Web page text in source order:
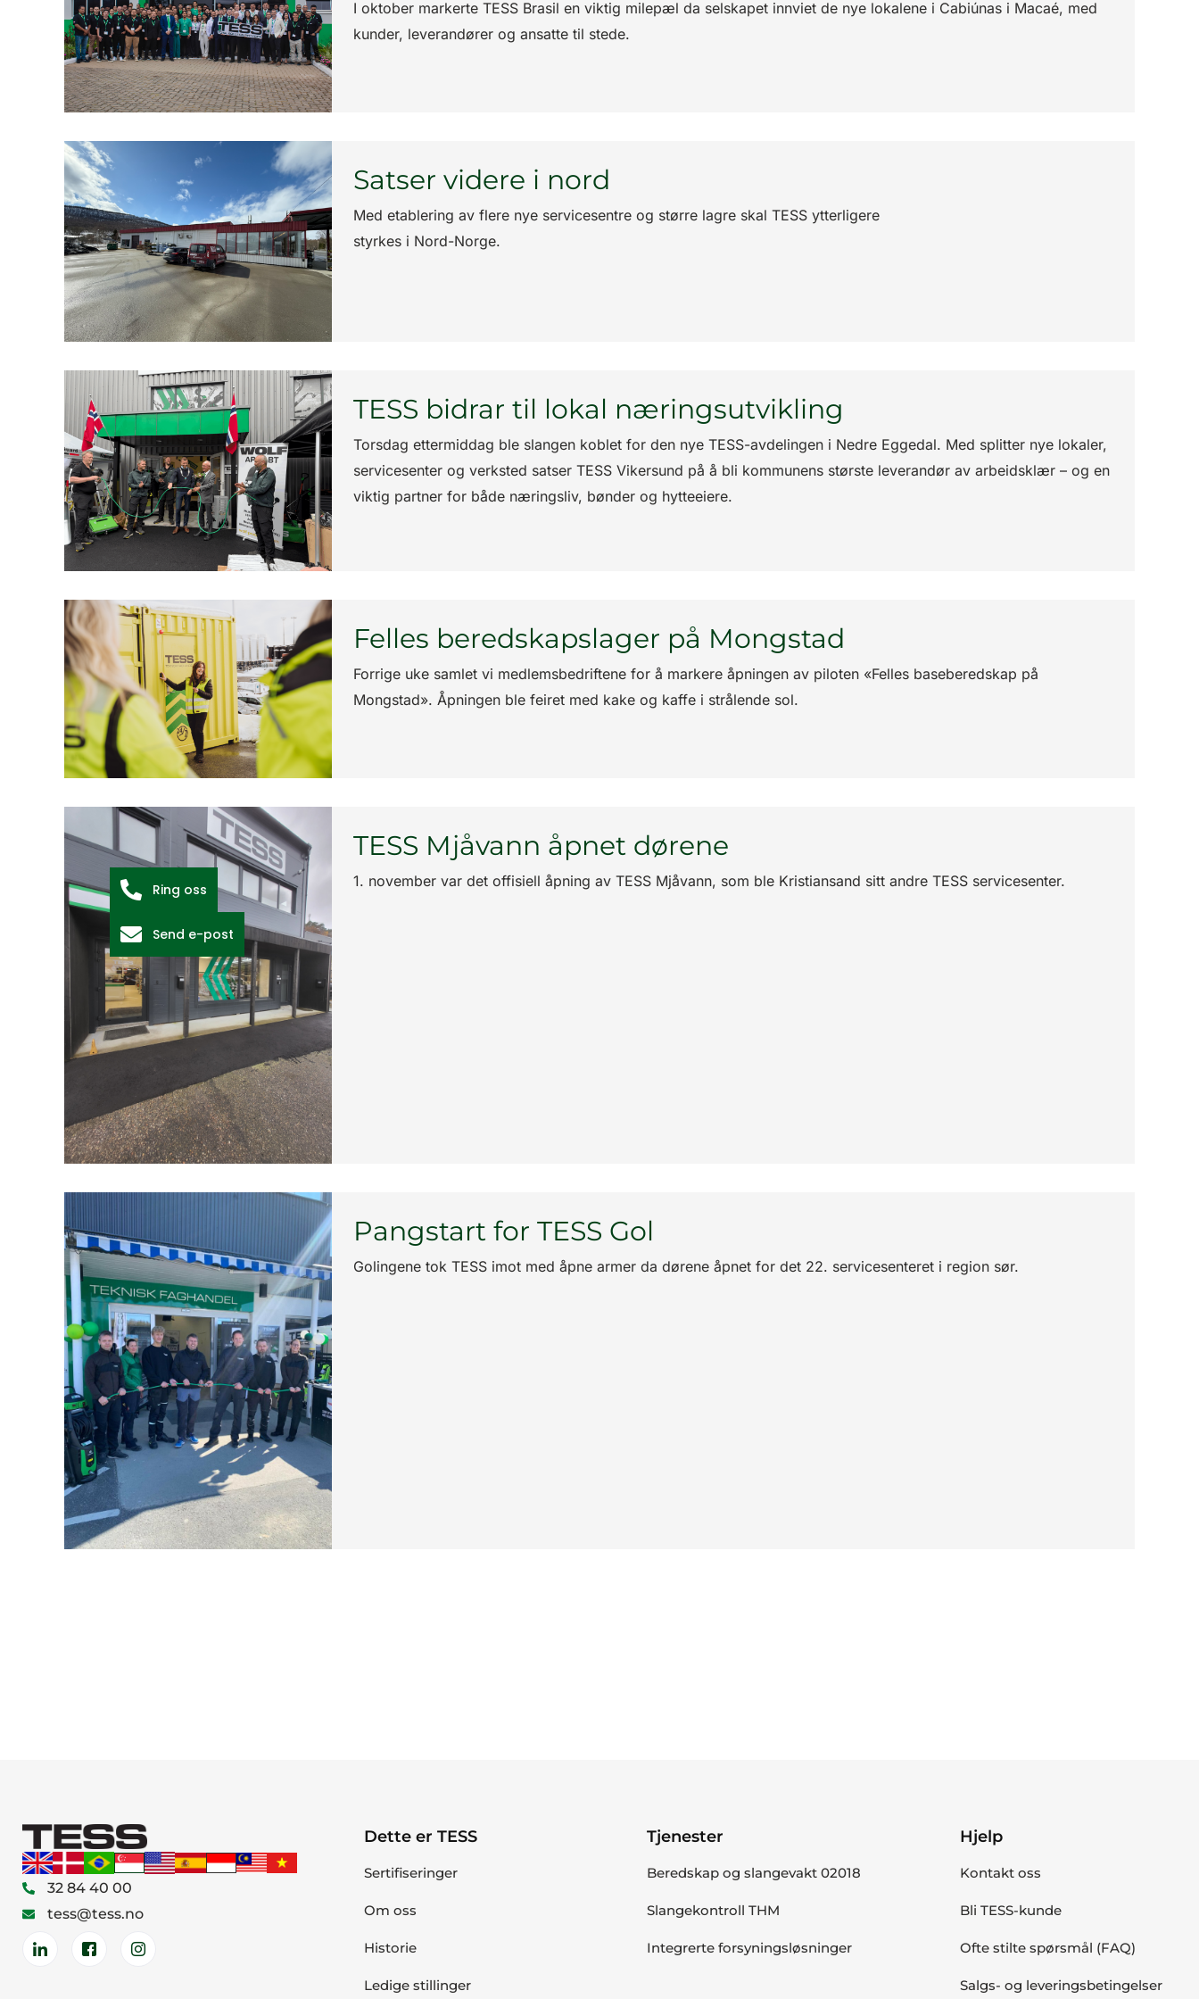
I oktober markerte TESS Brasil en viktig milepæl da selskapet innviet de nye lokalene i Cabiúnas i Macaé, med
kunder, leverandører og ansatte til stede.
Satser videre i nord
Med etablering av flere nye servicesentre og større lagre skal TESS ytterligere
styrkes i Nord-Norge.
TESS bidrar til lokal næringsutvikling
Torsdag ettermiddag ble slangen koblet for den nye TESS-avdelingen i Nedre Eggedal. Med splitter nye lokaler,
servicesenter og verksted satser TESS Vikersund på å bli kommunens største leverandør av arbeidsklær – og en
viktig partner for både næringsliv, bønder og hytteeiere.
Felles beredskapslager på Mongstad
Forrige uke samlet vi medlemsbedriftene for å markere åpningen av piloten «Felles baseberedskap på
Mongstad». Åpningen ble feiret med kake og kaffe i strålende sol.
TESS Mjåvann åpnet dørene
1. november var det offisiell åpning av TESS Mjåvann, som ble Kristiansand sitt andre TESS servicesenter.
Pangstart for TESS Gol
Golingene tok TESS imot med åpne armer da dørene åpnet for det 22. servicesenteret i region sør.
32 84 40 00
tess@tess.no
Dette er TESS
Sertifiseringer
Om oss
Historie
Ledige stillinger
Tjenester
Beredskap og slangevakt 02018
Slangekontroll THM
Integrerte forsyningsløsninger
Hjelp
Kontakt oss
Bli TESS-kunde
Ofte stilte spørsmål (FAQ)
Salgs- og leveringsbetingelser
Ring oss
Send e-post